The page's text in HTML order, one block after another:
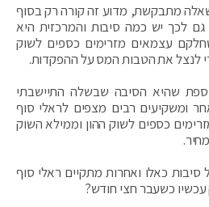
מתבקשת, מדוע זה קורה רק בסוף
לכך יש כמה סיבות והמרכזית היא
עצמאים מזרימים כספים לשוק
לנצל את הטבות המס על ההפקדות.
שהיא הסיבה שבשלה התיישבתי
ומשקיעים רבים מצפים לראלי סוף
כספים לשוק ההון וממילא השוק
כאלו ואחרות מתקיים ראלי סוף
כשעבר חצי חודש?